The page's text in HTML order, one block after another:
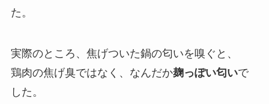
た。
実際のところ、焦げついた鍋の匂いを嗅ぐと、
鶏肉の焦げ臭ではなく、なんだか麹っぽい匂いで
した。